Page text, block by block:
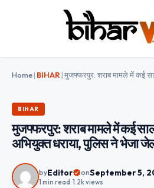
Home| BIHAR|
BIHAR
मुजफ्फरपुर: शराब मामले में कई
अभियुक्त धराया, पुलिस ने भेजा
byEditor onSeptember 5,
1 min read 1.2k views